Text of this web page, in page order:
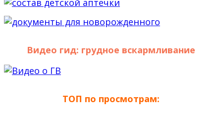
Видео гид: грудное вскармливание
ТОП по просмотрам: